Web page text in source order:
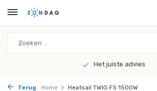
Het juiste advies
Terug Home Heatsail TWIG FS 1500W